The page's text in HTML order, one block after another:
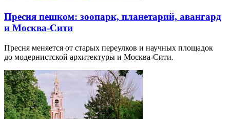
Пресня пешком: зоопарк, планетарий, авангард
и Москва-Сити
Пресня меняется от старых переулков и научных площадок
до модернистской архитектуры и Москва-Сити.